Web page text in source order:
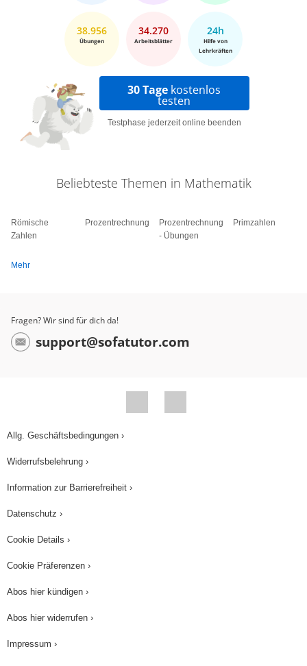
38.956
Übungen
34.270
Arbeitsblätter
24h
Hilfe von
Lehrkräften
30 Tage kostenlos
testen
Testphase jederzeit online beenden
Beliebteste Themen in Mathematik
Römische
Zahlen
Prozentrechnung
Prozentrechnung
- Übungen
Primzahlen
Mehr
Fragen? Wir sind für dich da!
support@sofatutor.com
Allg. Geschäftsbedingungen ›
Widerrufsbelehrung ›
Information zur Barrierefreiheit ›
Datenschutz ›
Cookie Details ›
Cookie Präferenzen ›
Abos hier kündigen ›
Abos hier widerrufen ›
Impressum ›